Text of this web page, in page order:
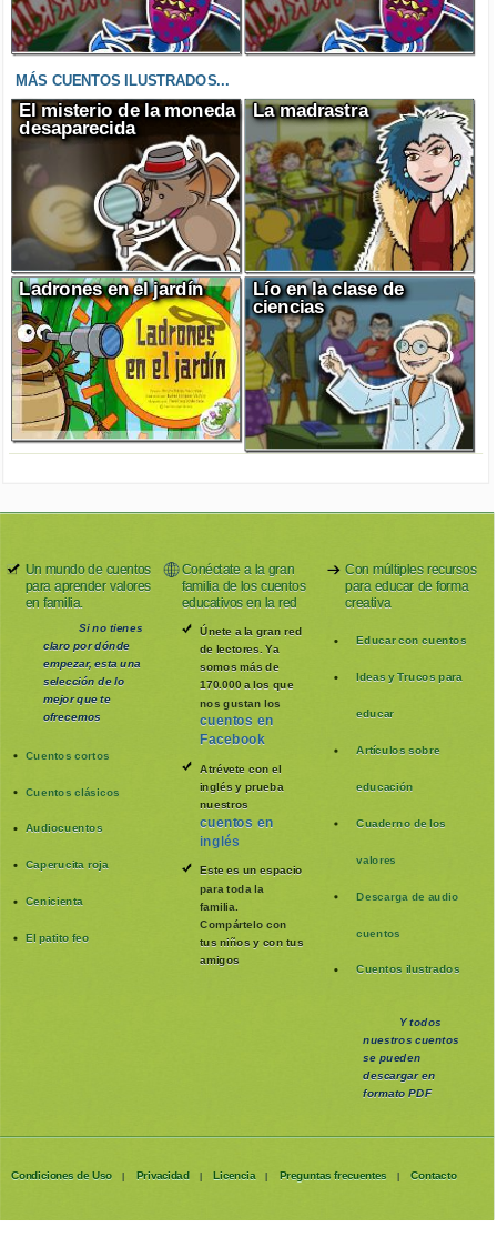
MÁS CUENTOS ILUSTRADOS...
El misterio de la moneda
desaparecida
La madrastra
Ladrones en el jardín Lío en la clase de
ciencias
Un mundo de cuentos
para aprender valores
en familia.
Si no tienes
claro por dónde
empezar, esta una
selección de lo
mejor que te
ofrecemos
Cuentos cortos
Cuentos clásicos
Audiocuentos
Caperucita roja
Cenicienta
El patito feo
Conéctate a la gran
familia de los cuentos
educativos en la red
Únete a la gran red
de lectores. Ya
somos más de
170.000 a los que
nos gustan los
cuentos en
Facebook
Atrévete con el
inglés y prueba
nuestros
cuentos en
inglés
Este es un espacio
para toda la
familia
Compártelo con
tus niños y con tus
amigos
Con múltiples recursos
para educar de forma
creativa
Educar con cuentos
Ideas y Trucos para
educar
Artículos sobre
educación
Cuaderno de los
valores
Descarga de audio
cuentos
Cuentos ilustrados
Y todos
nuestros cuentos
se pueden
descargar en
formato PDF
Condiciones de Uso | Privacidad | Licencia | Preguntas frecuentes | Contacto